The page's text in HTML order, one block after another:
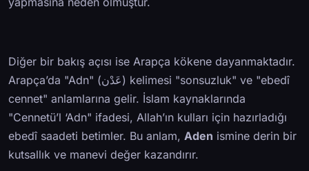
Diğer bir bakış açısı ise Arapça kökene dayanmaktadır.
Arapça’da "Adn" (عَدْن) kelimesi "sonsuzluk" ve "ebedî
cennet" anlamlarına gelir. İslam kaynaklarında
"Cennetü’l ‘Adn" ifadesi, Allah’ın kulları için hazırladığı
ebedî saadeti betimler. Bu anlam, Aden ismine derin bir
kutsallık ve manevi değer kazandırır.